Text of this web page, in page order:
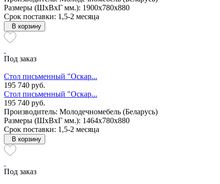
Размеры (ШxВxГ мм.): 1900x780x880
Срок поставки: 1,5-2 месяца
В корзину
Под заказ
Стол письменный "Оскар...
195 740 руб.
Стол письменный "Оскар...
195 740 руб.
Производитель: Молодечномебель (Беларусь)
Размеры (ШxВxГ мм.): 1464x780x880
Срок поставки: 1,5-2 месяца
В корзину
Под заказ